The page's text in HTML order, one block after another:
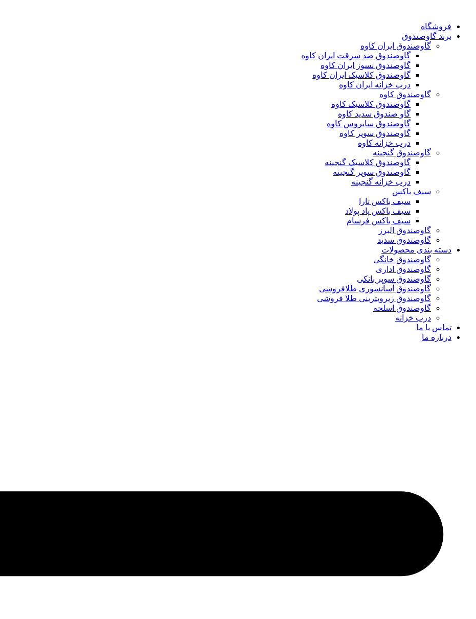
فروشگاه
برند گاوصندوق
گاوصندوق ایران کاوه
گاوصندوق ضد سرقت ایران کاوه
گاوصندوق نسوز ایران کاوه
گاوصندوق کلاسیک ایران کاوه
درب خزانه ایران کاوه
گاوصندوق کاوه
گاوصندوق کلاسیک کاوه
گاو صندوق سدید کاوه
گاوصندوق سایروس کاوه
گاوصندوق سوپر کاوه
درب خزانه کاوه
گاوصندوق گنجینه
گاوصندوق کلاسیک گنجینه
گاوصندوق سوپر گنجینه
درب خزانه گنجینه
سیف باکس
سیف باکس تارا
سیف باکس پاد پولاد
سیف باکس فرسام
گاوصندوق البرز
گاوصندوق سدید
دسته بندی محصولات
گاوصندوق خانگی
گاوصندوق اداری
گاوصندوق سوپر بانکی
گاوصندوق آسانسوری طلافروشی
گاوصندوق زیرویترینی طلا فروشی
گاوصندوق اسلحه
درب خزانه
تماس با ما
درباره ما